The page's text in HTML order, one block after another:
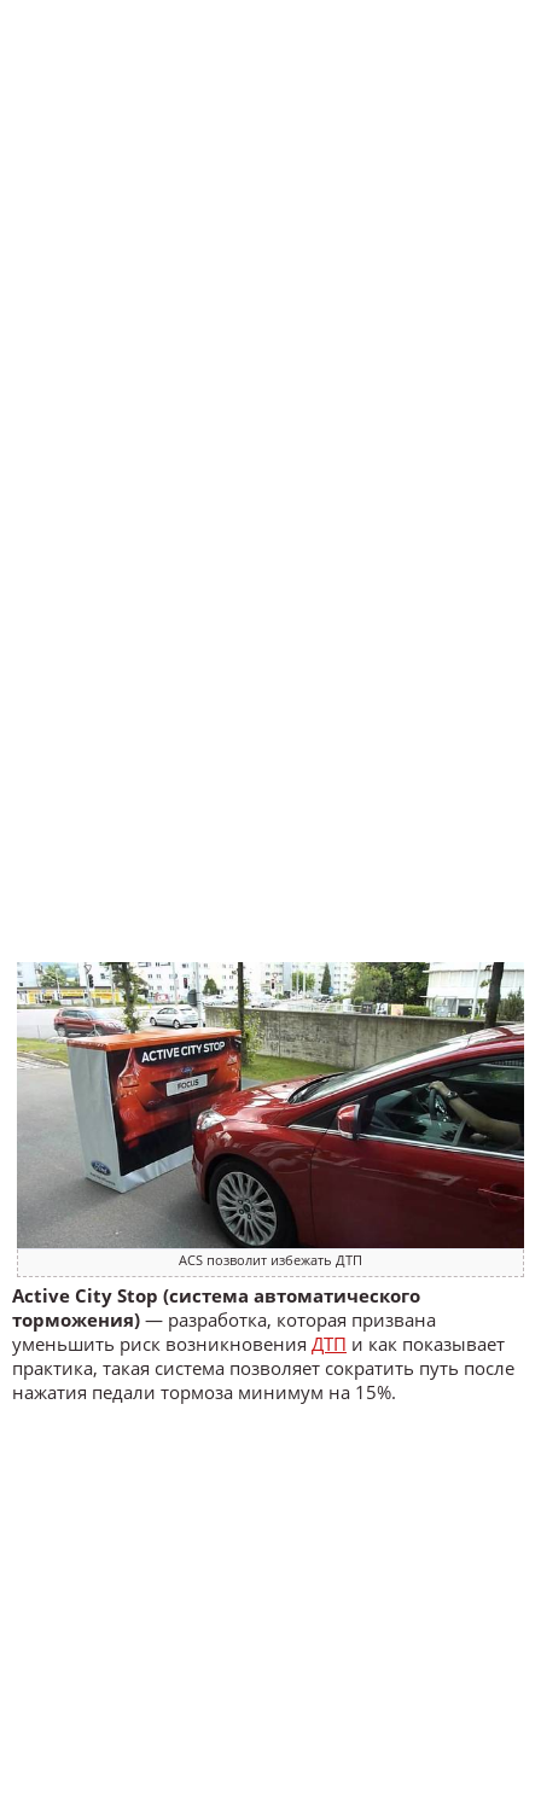
ACS позволит избежать ДТП
Active City Stop (система автоматического
торможения) — разработка, которая призвана
уменьшить риск возникновения ДТП и как показывает
практика, такая система позволяет сократить путь после
нажатия педали тормоза минимум на 15%.